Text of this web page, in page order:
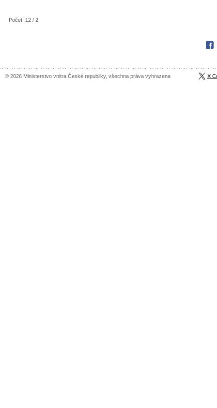
Počet: 12 / 2
© 2026 Ministerstvo vnitra České republiky, všechna práva vyhrazena X